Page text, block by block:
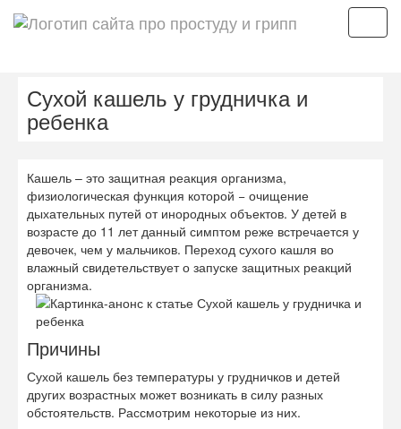
Сухой кашель у грудничка и
ребенка
Кашель – это защитная реакция организма,
физиологическая функция которой − очищение
дыхательных путей от инородных объектов. У детей в
возрасте до 11 лет данный симптом реже встречается у
девочек, чем у мальчиков. Переход сухого кашля во
влажный свидетельствует о запуске защитных реакций
организма.
Причины
Сухой кашель без температуры у грудничков и детей
других возрастных может возникать в силу разных
обстоятельств. Рассмотрим некоторые из них.